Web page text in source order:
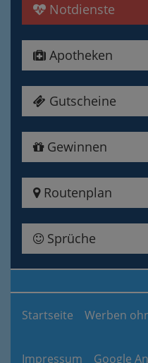
Notdienste
Apotheken
Gutscheine
Gewinnen
Routenplan
Sprüche
Startseite Werben
Impressum Google